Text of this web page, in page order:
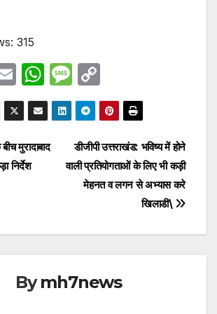
315
E
m
ail
W
h
at
s
M
e
s
s
a
g
o
p
y
Li
n
डीजीपी उत्तराखंड: भविष्य में होने
वाली प्रतियोगताओं के लिए भी कड़ी
मेहनत व लगन से अभ्यास करे
खिलाडी\
मुरादाबाद
निर्देश
Bymh7news